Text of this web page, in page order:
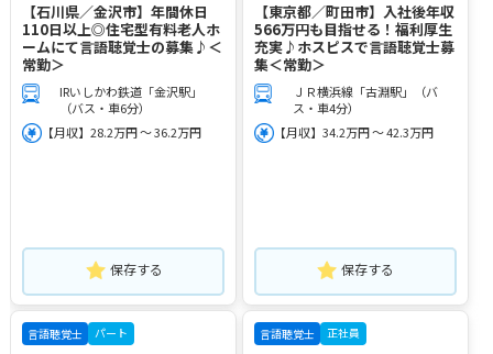
【石川県／金沢市】年間休日
110日以上◎住宅型有料老人ホ
ームにて言語聴覚士の募集♪＜
常勤＞
IRいしかわ鉄道「金沢駅」
（バス・車6分）
【月収】28.2万円 ～ 36.2万円
保存する
【東京都／町田市】入社後年収
566万円も目指せる！福利厚生
充実♪ホスピスで言語聴覚士募
集＜常勤＞
ＪＲ横浜線「古淵駅」（バ
ス・車4分）
【月収】34.2万円 ～ 42.3万円
保存する
言語聴覚士 パート 言語聴覚士 正社員